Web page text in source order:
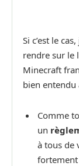
Si c’est le
rendre sur le
Minecraft
bien entendu
Comme
un
à tous de
fortement